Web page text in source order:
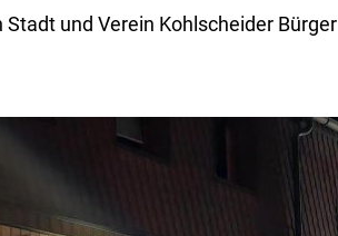
und Verein Kohlscheider Bürger